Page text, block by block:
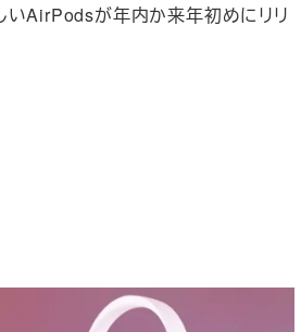
いAirPodsが年内か来年初めにリリ